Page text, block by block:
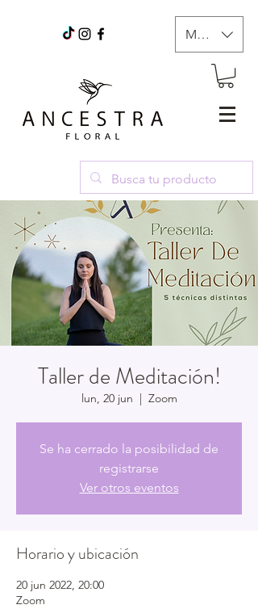
MXN ($)
Taller de Meditación!
lun, 20 jun
  |
Zoom
Se ha cerrado la posibilidad de
registrarse
Ver otros eventos
Horario y ubicación
20 jun 2022, 20:00
Zoom